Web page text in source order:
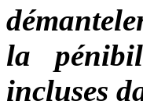
la
incluses